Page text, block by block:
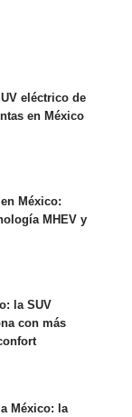
eléctrico de
en México
México:
MHEV y
la SUV
con más
a México: la